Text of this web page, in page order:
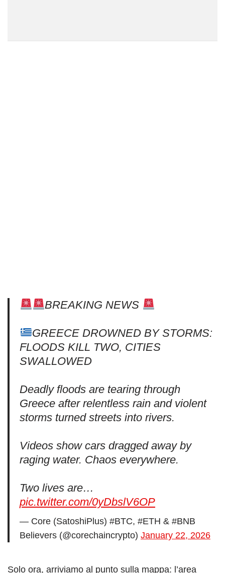
BREAKING NEWS
GREECE DROWNED BY STORMS:
FLOODS KILL TWO, CITIES
SWALLOWED
Deadly floods are tearing through
Greece after relentless rain and violent
storms turned streets into rivers.
Videos show cars dragged away by
raging water. Chaos everywhere.
Two lives are…
pic.twitter.com/0yDbslV6OP
— Core (SatoshiPlus) #BTC, #ETH & #BNB
Believers (@corechaincrypto) January 22, 2026
Solo ora, arriviamo al punto sulla mappa: l’area